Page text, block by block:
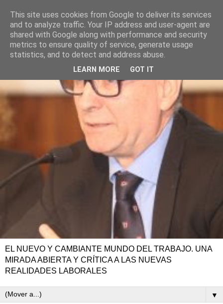
EL NUEVO Y CAMBIANTE MUNDO DEL TRABAJO. UNA
MIRADA ABIERTA Y CRÍTICA A LAS NUEVAS
REALIDADES LABORALES
▼
This site uses cookies from Google to deliver its services
and to analyze traffic. Your IP address and user-agent are
shared with Google along with performance and security
metrics to ensure quality of service, generate usage
statistics, and to detect and address abuse.
LEARN MORE GOT IT